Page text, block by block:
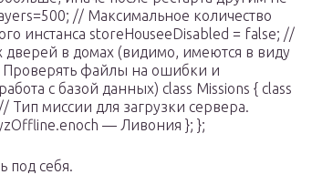
// Максимальное количество
инстанса storeHouseeDisabled = false; //
в домах (видимо, имеются в виду
Проверять файлы на ошибки и
с базой данных) class Missions { class
Тип миссии для загрузки сервера.
— Ливония }; };
под себя.